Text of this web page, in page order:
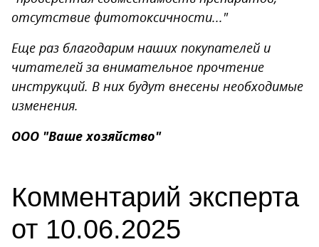
отсутствие фитотоксичности..."
Еще раз благодарим наших покупателей и
читателей за внимательное прочтение
инструкций. В них будут внесены необходимые
изменения.
ООО "Ваше хозяйство"
Комментарий эксперта
от 10.06.2025